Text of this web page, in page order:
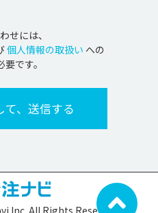
せには、
個人情報の取扱い への
です。